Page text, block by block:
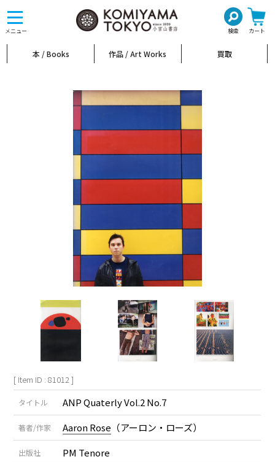
メニュー 検索 カート
toggle
navigation
本 / Books 作品 / Art Works 買取
[ Item ID : 81012 ]
タイトル ANP Quaterly Vol.2 No.7
著者/作家 Aaron Rose （アーロン・ローズ）
出版社 PM Tenore